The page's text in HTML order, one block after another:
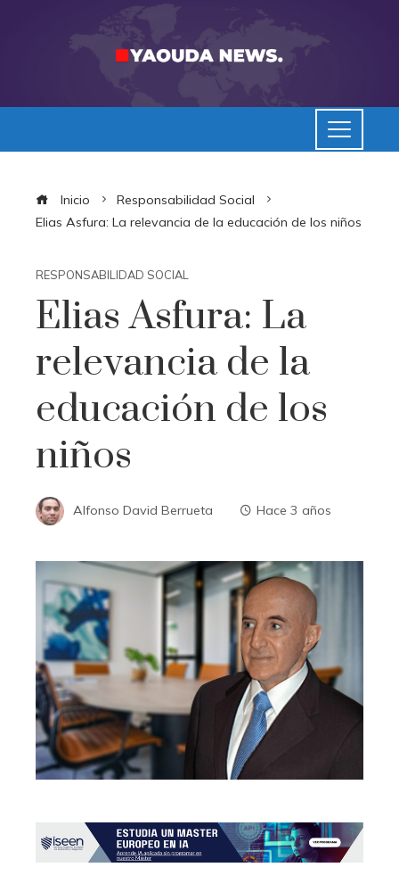
Inicio
Responsabilidad Social
Elias Asfura: La relevancia de la educación de los niños
RESPONSABILIDAD SOCIAL
Elias Asfura: La
relevancia de la
educación de los
niños
Alfonso David Berrueta Hace 3 años